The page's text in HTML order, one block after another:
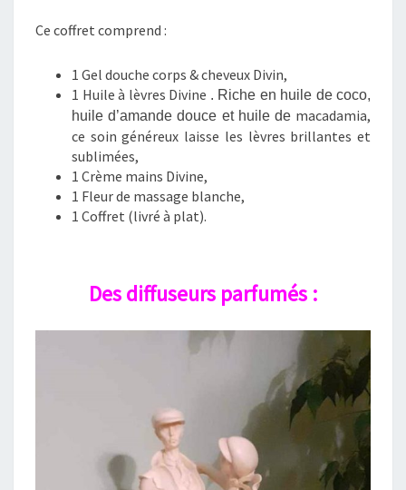
Ce coffret comprend :
1 Gel douche corps & cheveux Divin,
1 Huile à lèvres Divine . Riche en huile de coco,
huile d’amande douce et huile de macadamia,
ce soin généreux laisse les lèvres brillantes et
sublimées,
1 Crème mains Divine,
1 Fleur de massage blanche,
1 Coffret (livré à plat).
Des diffuseurs parfumés :